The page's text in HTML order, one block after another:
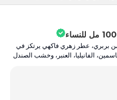
من بربري، عطر زهري فاكهي يرتكز في
الفانيليا، العنبر، وخشب الصندل